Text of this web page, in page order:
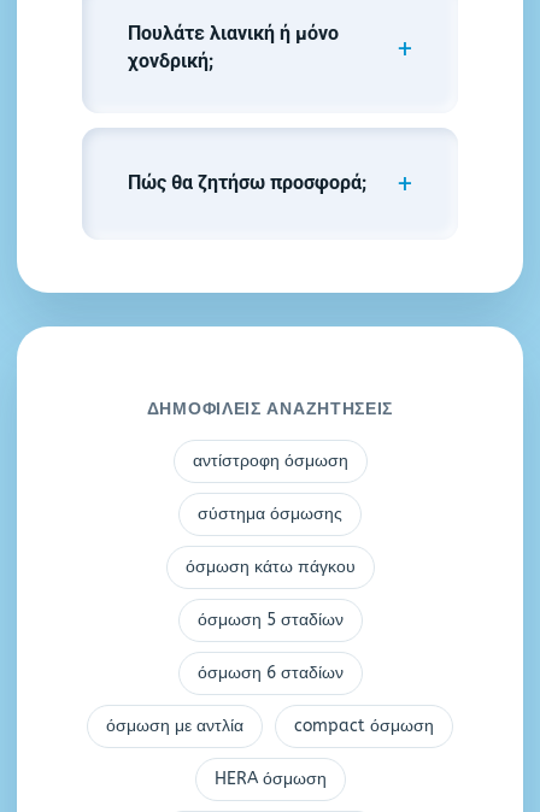
Πουλάτε λιανική ή μόνο
χονδρική;
Πώς θα ζητήσω προσφορά;
ΔΗΜΟΦΙΛΕΙΣ ΑΝΑΖΗΤΗΣΕΙΣ
αντίστροφη όσμωση
σύστημα όσμωσης
όσμωση κάτω πάγκου
όσμωση 5 σταδίων
όσμωση 6 σταδίων
όσμωση με αντλία compact όσμωση
HERA όσμωση